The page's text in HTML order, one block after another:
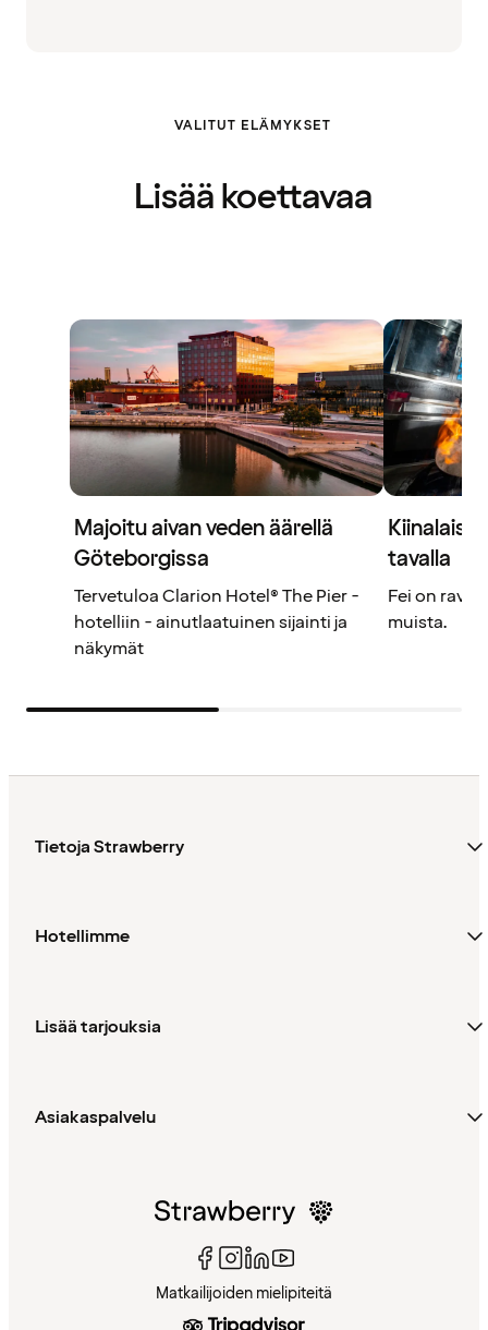
VALITUT ELÄMYKSET
Lisää koettavaa
Majoitu aivan veden äärellä
Göteborgissa
Tervetuloa Clarion Hotel® The Pier -
hotelliin - ainutlaatuinen sijainti ja
näkymät
tavalla
Fei on
muista.
Tietoja Strawberry
Hotellimme
Lisää tarjouksia
Asiakaspalvelu
Matkailijoiden mielipiteitä